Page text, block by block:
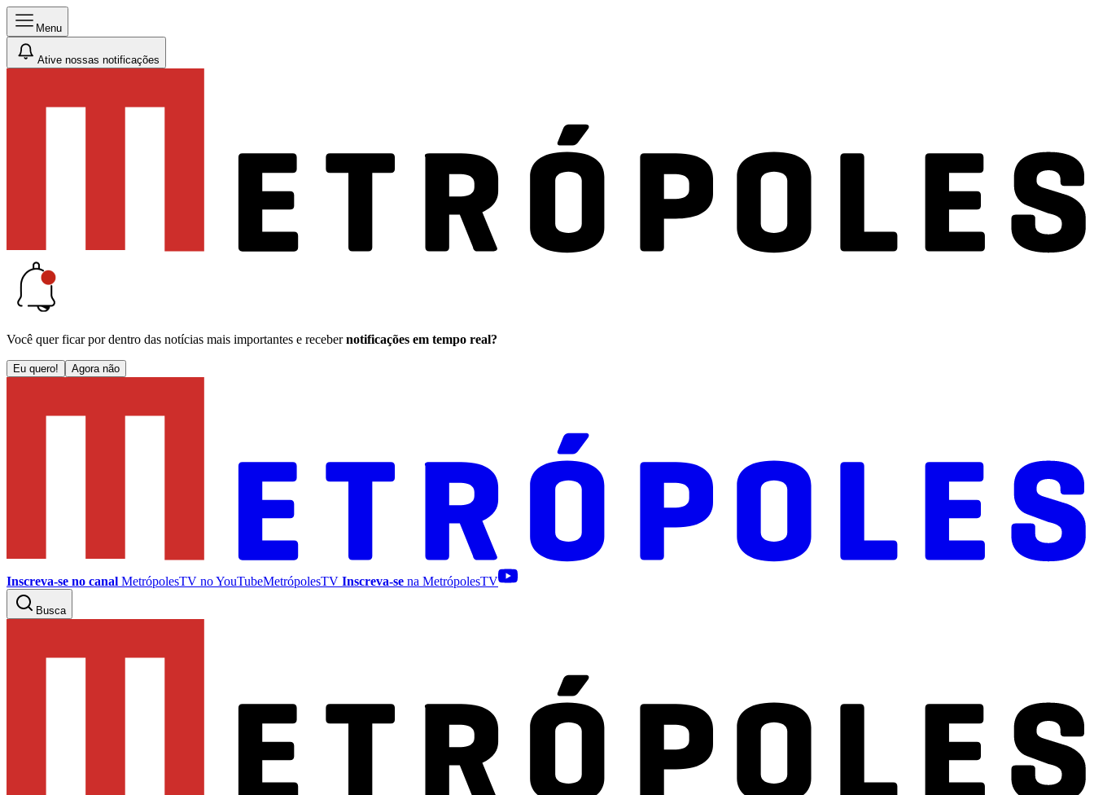
Menu
Ative nossas notificações
Você quer ficar por dentro das notícias mais importantes e receber notificações em tempo real?
Eu quero! Agora não
Inscreva-se no canal MetrópolesTV noYouTubeMetrópolesTV Inscreva-se na MetrópolesTV
Busca